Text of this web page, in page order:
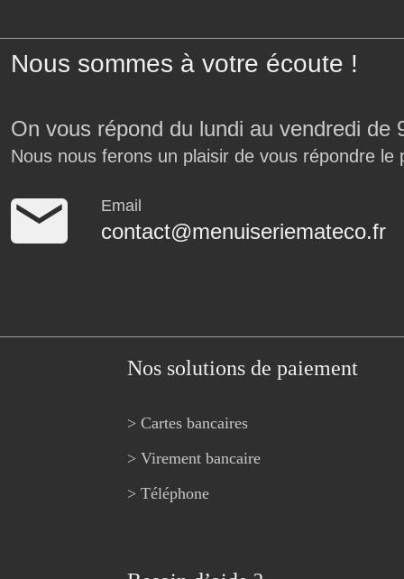
Nous sommes à votre écoute !
On vous répond du lundi au vendredi
Nous nous ferons un plaisir de vous répondre le
Email
contact@menuiseriemateco.fr
Nos solutions de paiement
> Cartes bancaires
> Virement bancaire
> Téléphone